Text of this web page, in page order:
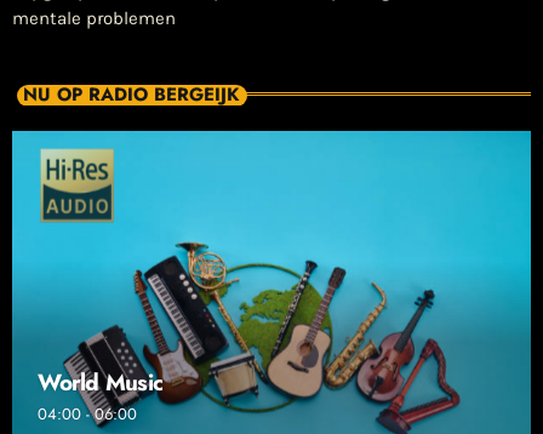
mentale problemen
NU OP RADIO BERGEIJK
World Music
04:00 - 06:00